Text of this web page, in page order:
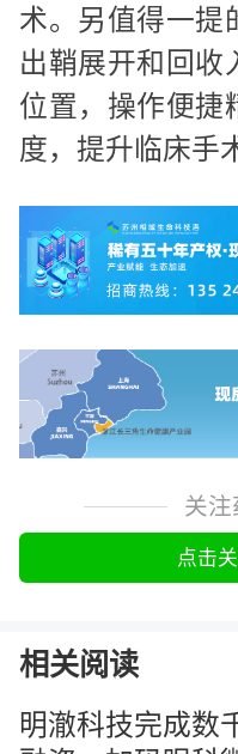
术。另值得一提
出鞘展开和回收
位置，操作便捷
度，提升临床手
关
点击
相关阅读
明澈科技完成数